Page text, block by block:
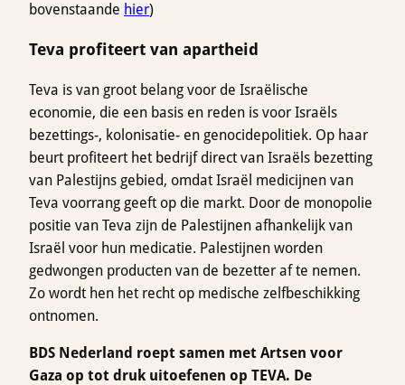
bovenstaande hier)
Teva profiteert van apartheid
Teva is van groot belang voor de Israëlische
economie, die een basis en reden is voor Israëls
bezettings-, kolonisatie- en genocidepolitiek. Op haar
beurt profiteert het bedrijf direct van Israëls bezetting
van Palestijns gebied, omdat Israël medicijnen van
Teva voorrang geeft op die markt. Door de monopolie
positie van Teva zijn de Palestijnen afhankelijk van
Israël voor hun medicatie. Palestijnen worden
gedwongen producten van de bezetter af te nemen.
Zo wordt hen het recht op medische zelfbeschikking
ontnomen.
BDS Nederland roept samen met Artsen voor
Gaza op tot druk uitoefenen op TEVA. De